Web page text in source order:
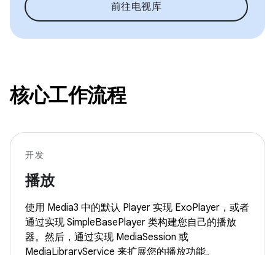
前往电视库
核心工作流程
开发
播放
使用 Media3 中的默认 Player 实现 ExoPlayer，或者
通过实现 SimpleBasePlayer 类构建您自己的播放
器。然后，通过实现 MediaSession 或
MediaLibraryService 来扩展您的播放功能。